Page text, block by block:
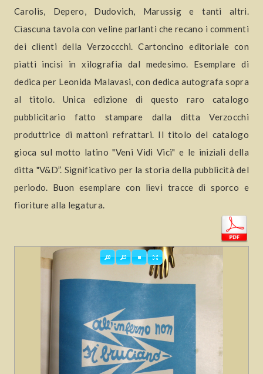
Carolis, Depero, Dudovich, Marussig e tanti altri.
Ciascuna tavola con veline parlanti che recano i commenti
dei clienti della Verzoccchi. Cartoncino editoriale con
piatti incisi in xilografia dal medesimo. Esemplare di
dedica per Leonida Malavasi, con dedica autografa sopra
al titolo. Unica edizione di questo raro catalogo
pubblicitario fatto stampare dalla ditta Verzocchi
produttrice di mattoni refrattari. Il titolo del catalogo
gioca sul motto latino "Veni Vidi Vici" e le iniziali della
ditta "V&D”. Significativo per la storia della pubblicità del
periodo. Buon esemplare con lievi tracce di sporco e
fioriture alla legatura.